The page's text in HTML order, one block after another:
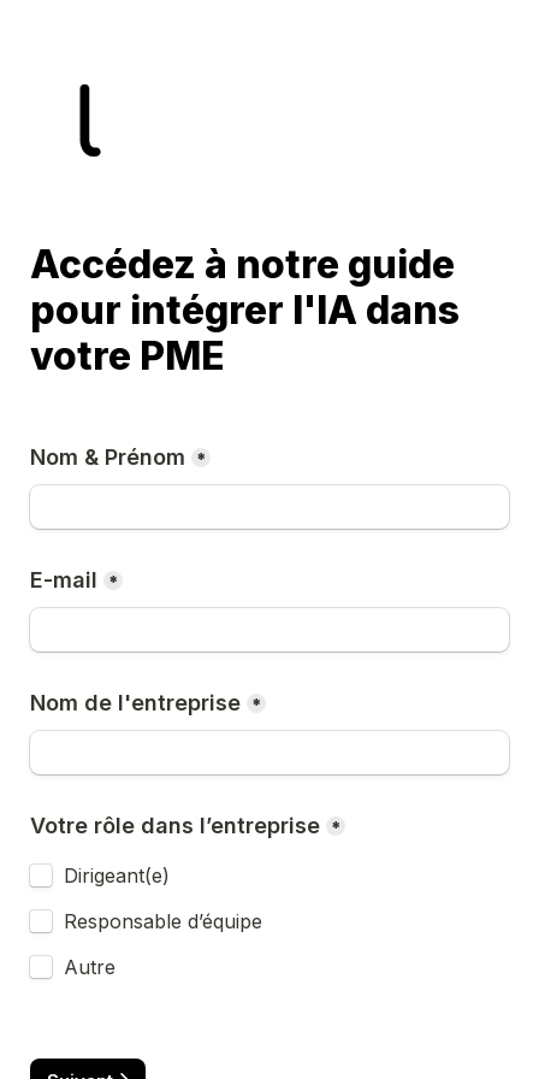
Accédez à notre guide
pour intégrer l'IA dans
votre PME
Nom & Prénom *
E-mail *
Nom de l'entreprise *
Votre rôle dans l’entreprise *
Dirigeant(e)
Responsable d’équipe
Autre